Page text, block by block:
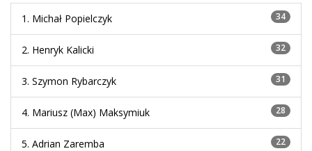
1. Michał Popielczyk 34
2. Henryk Kalicki 32
3. Szymon Rybarczyk 31
4. Mariusz (Max) Maksymiuk 28
5. Adrian Zaremba 22